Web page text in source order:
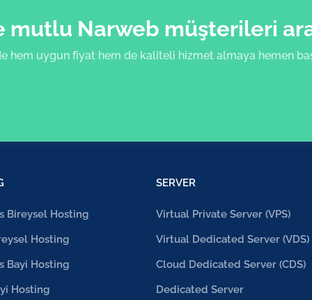
Narweb müşterileri
hem uygun fiyat hem de kaliteli hizmet almaya hemen
Bireysel Hosting
Hosting
Bayi Hosting
Hosting
SERVER
Virtual Private Server (VPS)
Virtual Dedicated Server (VDS)
Cloud Dedicated Server (CDS)
Dedicated Server